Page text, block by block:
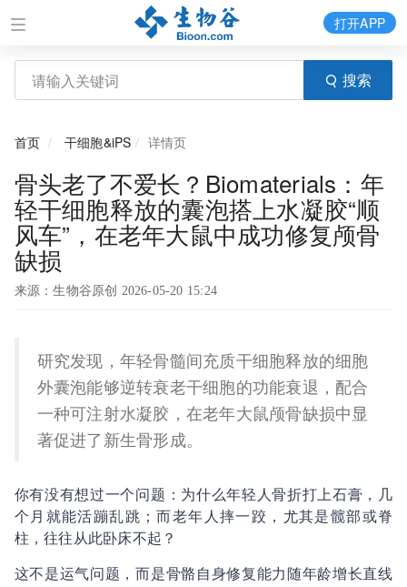
搜索
打开APP
首页 干细胞&iPS 详情页
骨头老了不爱长？Biomaterials：年
轻干细胞释放的囊泡搭上水凝胶“顺
风车”，在老年大鼠中成功修复颅骨
缺损
来源：生物谷原创 2026-05-20 15:24
研究发现，年轻骨髓间充质干细胞释放的细胞
外囊泡能够逆转衰老干细胞的功能衰退，配合
一种可注射水凝胶，在老年大鼠颅骨缺损中显
著促进了新生骨形成。
你有没有想过一个问题：为什么年轻人骨折打上石膏，几
个月就能活蹦乱跳；而老年人摔一跤，尤其是髋部或脊
柱，往往从此卧床不起？
这不是运气问题，而是骨骼自身修复能力随年龄增长直线